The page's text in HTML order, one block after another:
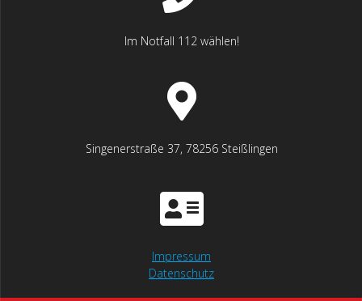
Im Notfall 112 wählen!
Singenerstraße 37, 78256 Steißlingen
Impressum
Datenschutz